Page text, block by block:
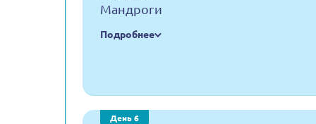
Мандроги
Подробнее
День 6